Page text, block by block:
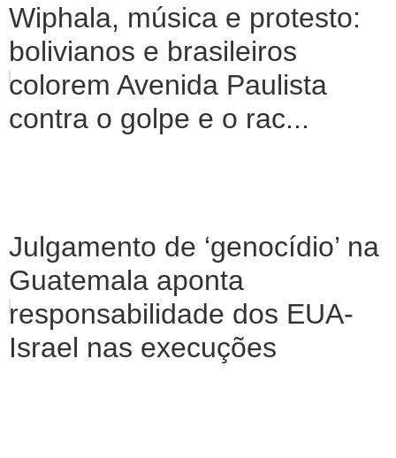
Wiphala, música e protesto:
bolivianos e brasileiros
colorem Avenida Paulista
contra o golpe e o rac...
Julgamento de ‘genocídio’ na
Guatemala aponta
responsabilidade dos EUA-
Israel nas execuções